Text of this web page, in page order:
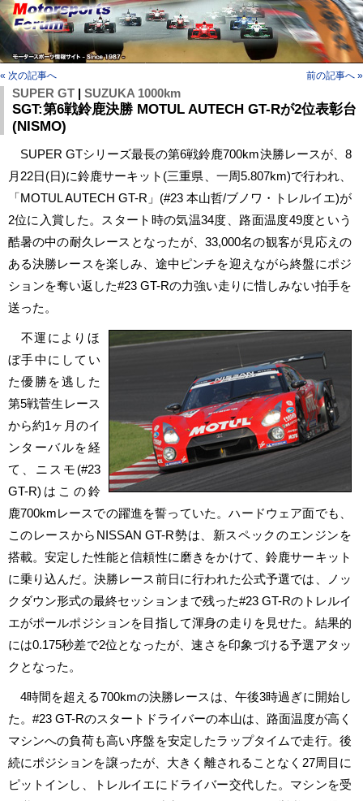
« 次の記事へ 前の記事へ »
SUPER GT | SUZUKA 1000km
SGT:第6戦鈴鹿決勝 MOTUL AUTECH GT-Rが2位表彰台
(NISMO)
SUPER GTシリーズ最長の第6戦鈴鹿700km決勝レースが、8
月22日(日)に鈴鹿サーキット(三重県、一周5.807km)で行われ、
「MOTUL AUTECH GT-R」(#23 本山哲/ブノワ・トレルイエ)が
2位に入賞した。スタート時の気温34度、路面温度49度という
酷暑の中の耐久レースとなったが、33,000名の観客が見応えの
ある決勝レースを楽しみ、途中ピンチを迎えながら終盤にポジ
ションを奪い返した#23 GT-Rの力強い走りに惜しみない拍手を
送った。
不運によりほ
ぼ手中にしてい
た優勝を逃した
第5戦菅生レース
から約1ヶ月のイ
ンターバルを経
て、ニスモ(#23
GT-R)はこの鈴
鹿700kmレースでの躍進を誓っていた。ハードウェア面でも、
このレースからNISSAN GT-R勢は、新スペックのエンジンを
搭載。安定した性能と信頼性に磨きをかけて、鈴鹿サーキット
に乗り込んだ。決勝レース前日に行われた公式予選では、ノッ
クダウン形式の最終セッションまで残った#23 GT-Rのトレルイ
エがポールポジションを目指して渾身の走りを見せた。結果的
には0.175秒差で2位となったが、速さを印象づける予選アタッ
クとなった。
4時間を超える700kmの決勝レースは、午後3時過ぎに開始し
た。#23 GT-Rのスタートドライバーの本山は、路面温度が高く
マシンへの負荷も高い序盤を安定したラップタイムで走行。後
続にポジションを譲ったが、大きく離されることなく27周目に
ピットインし、トレルイエにドライバー交代した。マシンを受